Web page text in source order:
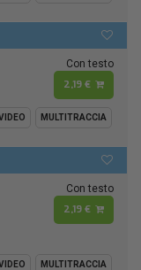
Con testo
2,19 €
MULTITRACCIA
Con testo
2,19 €
MULTITRACCIA